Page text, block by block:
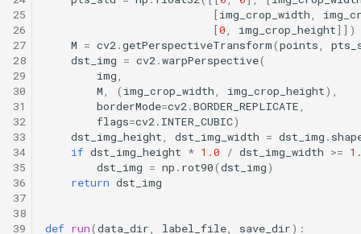
25
26
27
28
29
30
31
32
33
34
35
36
37
38
39
[img_crop_width,
[0, img_crop_height]])
M = cv2.getPerspectiveTransform(points,
dst_img = cv2.warpPerspective(
img,
M, ( img_crop_width, img_crop_height),
borderMode=cv2.BORDER_REPLICATE,
flags=cv2. INTER_CUBIC)
dst_img_height, dst_img_width = dst_img .
if dst_img_height * 1.0 / dst_img_width >=
dst_img = np . rot90(dst_img)
return dst_img
def run(data_dir, label_file, save_dir):